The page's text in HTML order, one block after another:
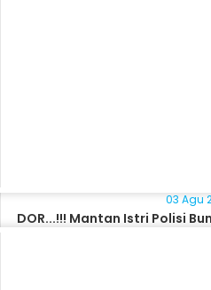
03 Agu
DOR...!!! Mantan Istri Polisi